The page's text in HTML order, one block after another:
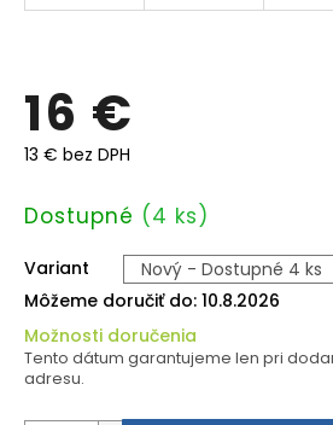
16 €
13 € bez DPH
Jednotková
Dostupné (4 ks)
Variant
Môžeme doručiť do: 10.8.2026
Možnosti doručenia
Tento dátum garantujeme len pri
adresu.